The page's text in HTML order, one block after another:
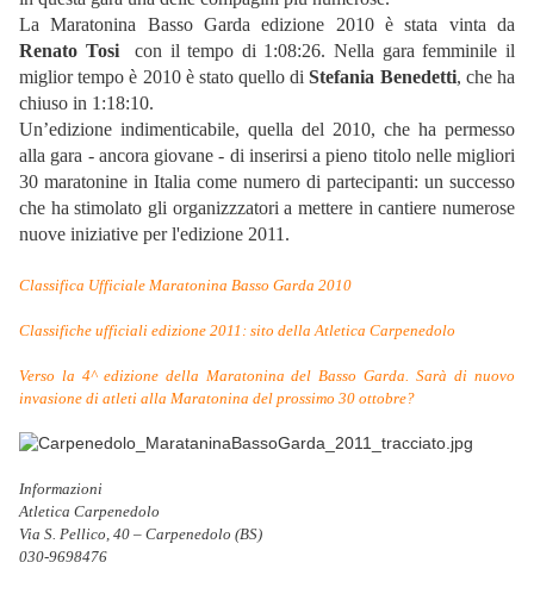
La Maratonina Basso Garda edizione 2010 è stata vinta da
Renato Tosicon il tempo di 1:08:26. Nella gara femminile il
miglior tempo è 2010 è stato quello di Stefania Benedetti, che ha
chiuso in 1:18:10.
Un’edizione indimenticabile, quella del 2010, che ha permesso
alla gara - ancora giovane - di inserirsi a pieno titolo nelle migliori
30 maratonine in Italia come numero di partecipanti: un successo
che ha stimolato gli organizzzatori a mettere in cantiere numerose
nuove iniziative per l'edizione 2011.
Classifica Ufficiale Maratonina Basso Garda 2010
Classifiche ufficiali edizione 2011: sito della Atletica Carpenedolo
Verso la 4^ edizione della Maratonina del Basso Garda. Sarà di nuovo
invasione di atleti alla Maratonina del prossimo 30 ottobre?
Informazioni
Atletica Carpenedolo
Via S. Pellico, 40 – Carpenedolo (BS)
030-9698476